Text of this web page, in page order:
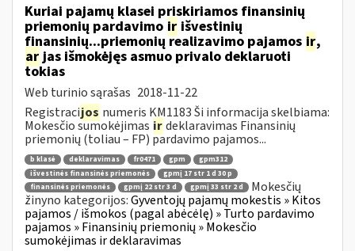
Kuriai pajamų klasei priskiriamos finansinių
priemonių pardavimo ir išvestinių
finansinių...priemonių realizavimo pajamos ir,
arjas išmokėjęs asmuo privalo deklaruoti
tokias
Web turinio sąrašas 2018-11-22
Registracijos numeris KM1183 Ši informacija skelbiama:
Mokesčio sumokėjimas irdeklaravimas Finansinių
priemonių (toliau – FP) pardavimo pajamos...
b klasė deklaravimas fr0471 gpm
gpm312
išvestinės finansinės priemonės
gpmį 17 str 1 d 30 p
finansinės priemonės
gpmį 22 str 3 d gpmį 33 str 2 d
Mokesčių
žinyno kategorijos:Gyventojų pajamų mokestis » Kitos
pajamos / išmokos (pagal abėcėlę) » Turto pardavimo
pajamos » Finansinių priemonių » Mokesčio
sumokėjimas ir deklaravimas